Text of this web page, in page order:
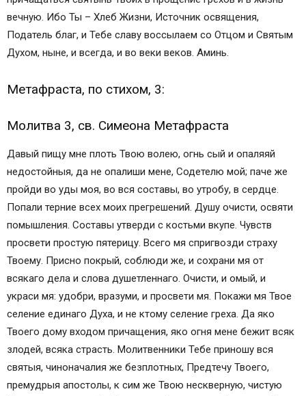
вечную. Ибо Ты – Хлеб Жизни, Источник освящения,
Податель благ, и Тебе славу воссылаем со Отцом и Святым
Духом, ныне, и всегда, и во веки веков. Аминь.
Метафраста, по стихом, 3:
Молитва 3, св. Симеона Метафраста
Давый пищу мне плоть Твою волею, огнь сый и опаляяй
недостойныя, да не опалиши мене, Содетелю мой; паче же
пройди во уды моя, во вся составы, во утробу, в сердце.
Попали терние всех моих прегрешений. Душу очисти, освяти
помышления. Составы утверди с костьми вкупе. Чувств
просвети простую пятерицу. Всего мя спригвозди страху
Твоему. Присно покрый, соблюди же, и сохрани мя от
всякаго дела и слова душетленнаго. Очисти, и омый, и
украси мя: удобри, вразуми, и просвети мя. Покажи мя Твое
селение единаго Духа, и не ктому селение греха. Да яко
Твоего дому входом причащения, яко огня мене бежит всяк
злодей, всяка страсть. Молитвенники Тебе приношу вся
святыя, чиноначалия же безплотных, Предтечу Твоего,
премудрыя апостолы, к сим же Твою нескверную, чистую